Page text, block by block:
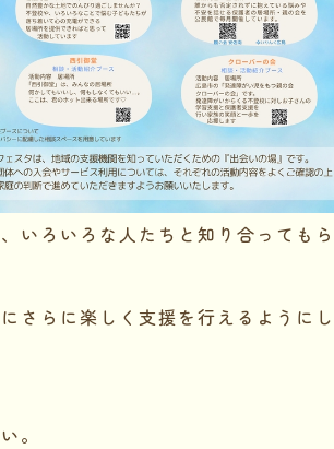
いろいろな人たちと知り合ってもら
さらに楽しく支援を行えるようにし
。